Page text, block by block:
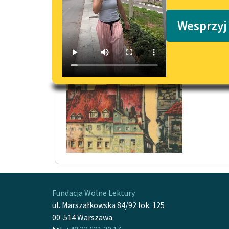
Ale
Fundacja Wolne Lektury
ul. Marszałkowska 84/92 lok. 125
00-514 Warszawa